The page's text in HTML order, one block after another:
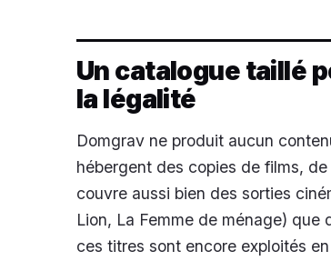
Un catalogue taillé
la légalité
Domgrav ne produit aucun
hébergent des copies de films,
couvre aussi bien des sorties
Lion, La Femme de ménage) que
ces titres sont encore exploités